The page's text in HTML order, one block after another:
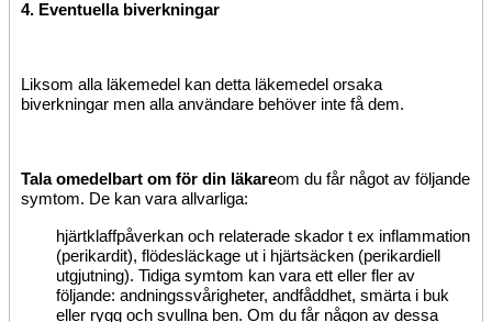
4. Eventuella biverkningar
Liksom alla läkemedel kan detta läkemedel orsaka
biverkningar men alla användare behöver inte få dem.
Tala omedelbart om för din läkareom du får något av följande
symtom. De kan vara allvarliga:
hjärtklaffpåverkan och relaterade skador t ex inflammation
(perikardit), flödesläckage ut i hjärtsäcken (perikardiell
utgjutning). Tidiga symtom kan vara ett eller fler av
följande: andningssvårigheter, andfåddhet, smärta i buk
eller rygg och svullna ben. Om du får någon av dessa